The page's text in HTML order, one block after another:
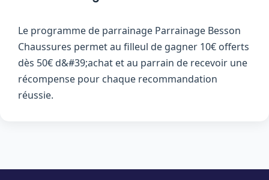
Le programme de parrainage Parrainage Besson
Chaussures permet au filleul de gagner 10€ offerts
dès 50€ d&#39;achat et au parrain de recevoir une
récompense pour chaque recommandation
réussie.